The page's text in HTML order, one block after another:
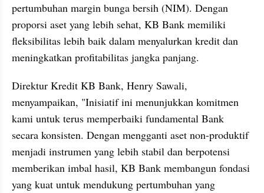
pertumbuhan margin bunga bersih (NIM). Dengan
proporsi aset yang lebih sehat, KB Bank memiliki
fleksibilitas lebih baik dalam menyalurkan kredit dan
meningkatkan profitabilitas jangka panjang.
Direktur Kredit KB Bank, Henry Sawali,
menyampaikan, "Inisiatif ini menunjukkan komitmen
kami untuk terus memperbaiki fundamental Bank
secara konsisten. Dengan mengganti aset non-produktif
menjadi instrumen yang lebih stabil dan berpotensi
memberikan imbal hasil, KB Bank membangun fondasi
yang kuat untuk mendukung pertumbuhan yang